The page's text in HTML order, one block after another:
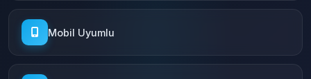
Mobil Uyumlu